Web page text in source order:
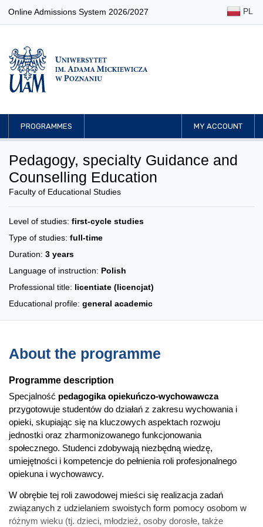
Online Admissions System 2026/2027 PL
PROGRAMMES MY ACCOUNT
Pedagogy, specialty Guidance and
Counselling Education
Faculty of Educational Studies
Level of studies: first-cycle studies
Type of studies: full-time
Duration: 3 years
Language of instruction: Polish
Professional title: licentiate (licencjat)
Educational profile: general academic
About the programme
Programme description
Specjalność pedagogika opiekuńczo-wychowawcza
przygotowuje studentów do działań z zakresu wychowania i
opieki, skupiając się na kluczowych aspektach rozwoju
jednostki oraz zharmonizowanego funkcjonowania
społecznego. Studenci zdobywają niezbędną wiedzę,
umiejętności i kompetencje do pełnienia roli profesjonalnego
opiekuna i wychowawcy.
W obrębie tej roli zawodowej mieści się realizacja zadań
związanych z udzielaniem swoistych form pomocy osobom w
różnym wieku (tj. dzieci, młodzież, osoby dorosłe, także